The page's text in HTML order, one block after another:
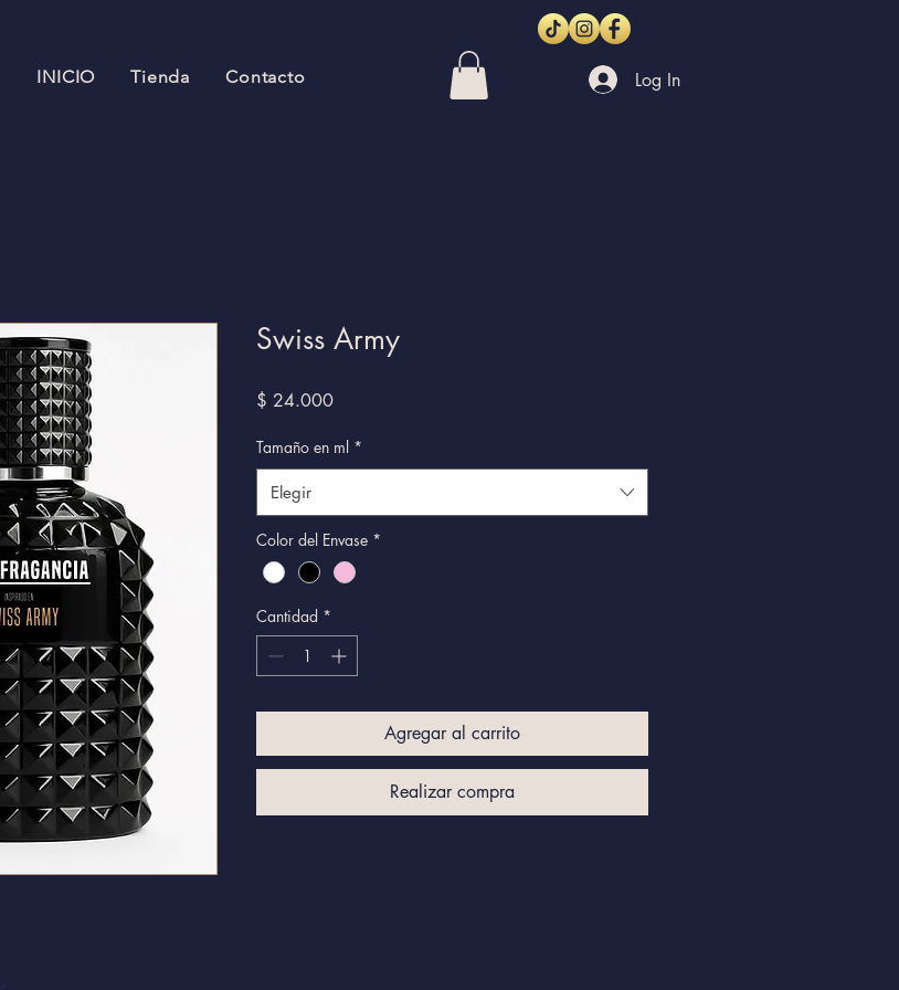
INICIO Tienda Contacto Log In
Swiss Army
$ 24.000Precio
Tamaño en ml *
Elegir
Color del Envase *
Cantidad *
Agregar al carrito
Realizar compra